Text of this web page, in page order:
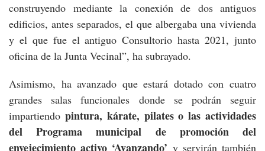
construyendo mediante la conexión de dos antiguos
edificios, antes separados, el que albergaba una vivienda
y el que fue el antiguo Consultorio hasta 2021, junto
oficina de la Junta Vecinal”, ha subrayado.
Asimismo, ha avanzado que estará dotado con cuatro
grandes salas funcionales donde se podrán seguir
impartiendo pintura, kárate, pilates o las actividades
del Programa municipal de promoción del
envejecimiento activo ‘Avanzando’ y servirán también